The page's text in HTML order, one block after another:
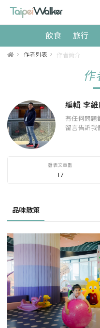
飲食 旅行
> 作者列表 > 作者簡介
作
編輯 李
有任何問
留言告訢我
17
品味散策